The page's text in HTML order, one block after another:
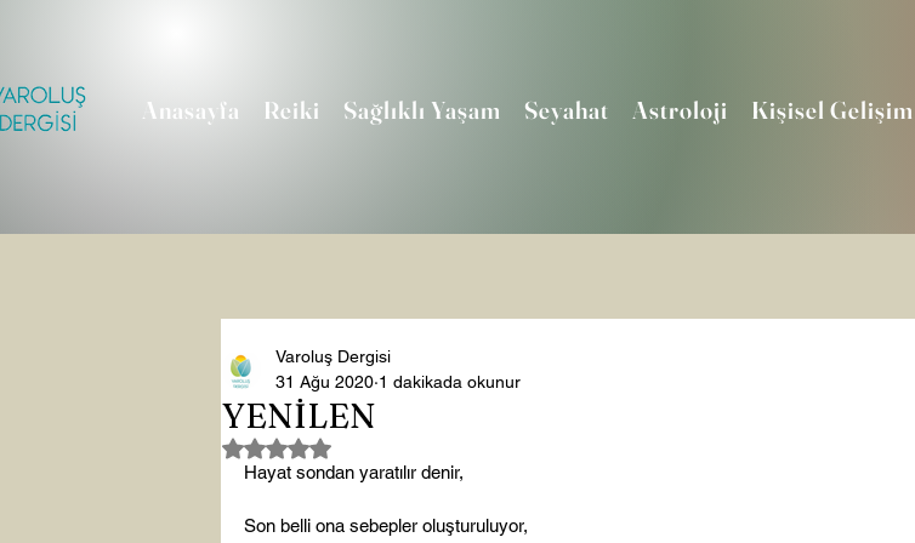
Anasayfa Reiki Sağlıklı Yaşam Seyahat Astroloji Kişisel Gelişim
YENİLEN
Varoluş Dergisi
31 Ağu 2020 1 dakikada okunur
5 üzerinden NaN yıldız
Hayat sondan yaratılır denir,
Son belli ona sebepler oluşturuluyor,